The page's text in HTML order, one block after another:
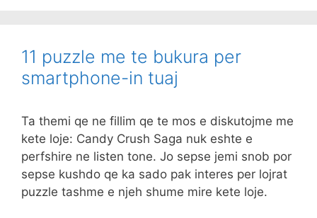
11 puzzle me te bukura per
smartphone-in tuaj
Ta themi qe ne fillim qe te mos e diskutojme me
kete loje: Candy Crush Saga nuk eshte e
perfshire ne listen tone. Jo sepse jemi snob por
sepse kushdo qe ka sado pak interes per lojrat
puzzle tashme e njeh shume mire kete loje.